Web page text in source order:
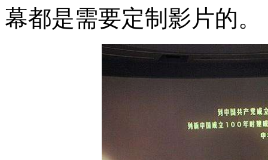
幕都是需要定制影片的。